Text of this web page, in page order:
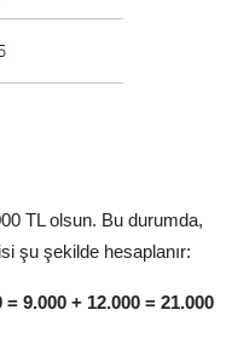
TL olsun. Bu durumda,
şu şekilde hesaplanır:
9.000 + 12.000 = 21.000